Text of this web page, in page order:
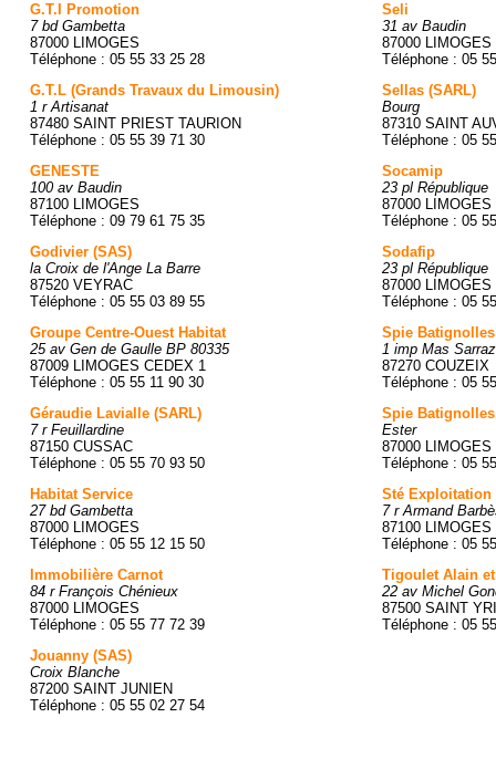
G.T.I Promotion
7 bd Gambetta
87000 LIMOGES
Téléphone : 05 55 33 25 28
G.T.L (Grands Travaux du Limousin)
1 r Artisanat
87480 SAINT PRIEST TAURION
Téléphone : 05 55 39 71 30
GENESTE
100 av Baudin
87100 LIMOGES
Téléphone : 09 79 61 75 35
Godivier (SAS)
la Croix de l'Ange La Barre
87520 VEYRAC
Téléphone : 05 55 03 89 55
Groupe Centre-Ouest Habitat
25 av Gen de Gaulle BP 80335
87009 LIMOGES CEDEX 1
Téléphone : 05 55 11 90 30
Géraudie Lavialle (SARL)
7 r Feuillardine
87150 CUSSAC
Téléphone : 05 55 70 93 50
Habitat Service
27 bd Gambetta
87000 LIMOGES
Téléphone : 05 55 12 15 50
Immobilière Carnot
84 r François Chénieux
87000 LIMOGES
Téléphone : 05 55 77 72 39
Jouanny (SAS)
Croix Blanche
87200 SAINT JUNIEN
Téléphone : 05 55 02 27 54
Seli
31 av Baudin
87000 LIMOGES
Téléphone : 05
Sellas (SARL)
Bourg
87310 SAINT
Téléphone : 05
Socamip
23 pl République
87000 LIMOGES
Téléphone : 05
Sodafip
23 pl République
87000 LIMOGES
Téléphone : 05
Spie
1 imp Mas
87270 COUZEIX
Téléphone : 05
Spie
Ester
87000 LIMOGES
Téléphone : 05
Sté Exploitation
7 r Armand
87100 LIMOGES
Téléphone : 05
Tigoulet Alain
22 av Michel
87500 SAINT
Téléphone : 05